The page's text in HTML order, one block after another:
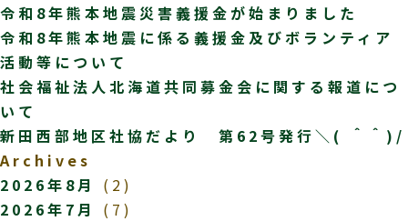
令和8年熊本地震災害義援金が始まりました
令和8年熊本地震に係る義援金及びボランティア
活動等について
社会福祉法人北海道共同募金会に関する報道につ
いて
新田西部地区社協だより 第62号発行＼( ＾＾)/
Archives
2026年8月
(2)
2026年7月
(7)